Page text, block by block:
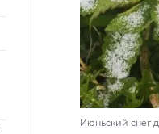
Июньский снег